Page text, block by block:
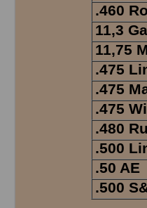
.460
11,3
11,75
.475
.475
.475
.480
.500
.50 AE
.500